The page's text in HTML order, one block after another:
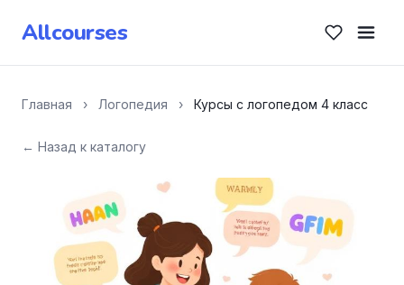
Allcourses
Главная › Логопедия › Курсы с логопедом 4 класс
← Назад к каталогу